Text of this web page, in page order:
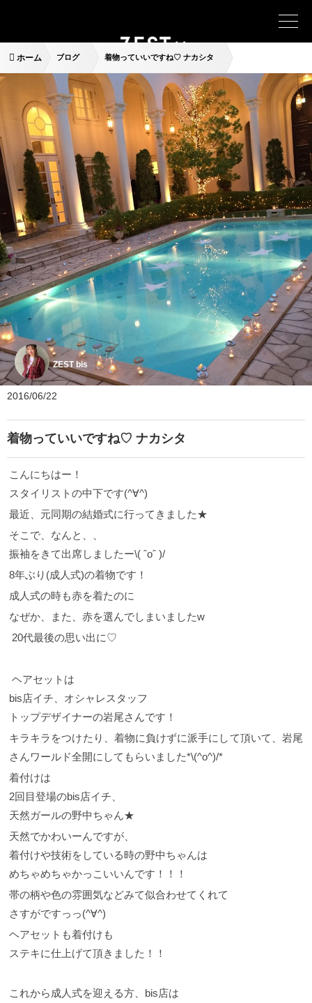
ホーム ブログ 着物っていいですね♡ ナカシタ
ZEST bis
2016/06/22
着物っていいですね♡ ナカシタ
こんにちはー！
スタイリストの中下です(^∀^)
最近、元同期の結婚式に行ってきました★
そこで、なんと、、
振袖をきて出席しましたー\( ˆoˆ )/
8年ぶり(成人式)の着物です！
成人式の時も赤を着たのに
なぜか、また、赤を選んでしまいましたw
20代最後の思い出に♡
ヘアセットは
bis店イチ、オシャレスタッフ
トップデザイナーの岩尾さんです！
キラキラをつけたり、着物に負けずに派手にして頂いて、岩尾
さんワールド全開にしてもらいました*\(^o^)/*
着付けは
2回目登場のbis店イチ、
天然ガールの野中ちゃん★
天然でかわいーんですが、
着付けや技術をしている時の野中ちゃんは
めちゃめちゃかっこいいんです！！！
帯の柄や色の雰囲気などみて似合わせてくれて
さすがですっっ(^∀^)
ヘアセットも着付けも
ステキに仕上げて頂きました！！
これから成人式を迎える方、bis店は